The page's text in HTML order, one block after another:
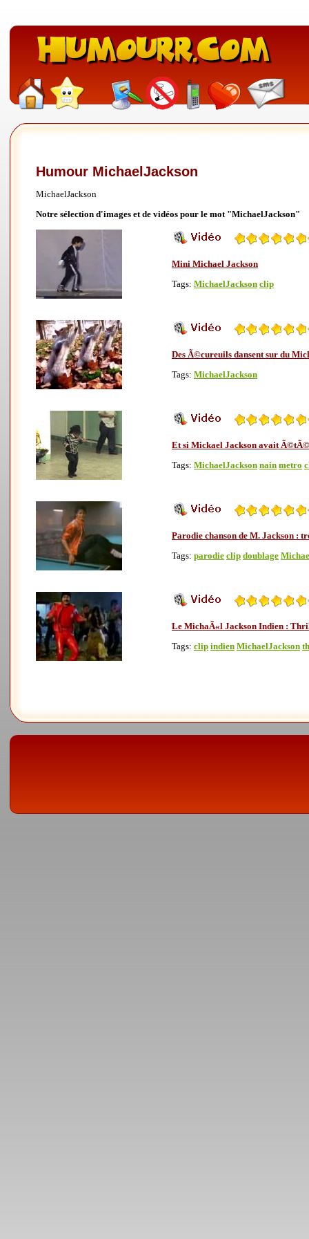
Humour MichaelJackson
MichaelJackson
Notre sélection d'images et de vidéos pour le mot "MichaelJackson"
Mini Michael Jackson
Tags: MichaelJackson clip
Des Ã©cureuils dansent sur du
Tags: MichaelJackson
Et si Mickael Jackson avait
Tags: MichaelJackson nain metro
Parodie chanson de M. Jackson :
Tags: parodie clip doublage
Le MichaÃ«l Jackson Indien :
Tags: clip indien MichaelJackson